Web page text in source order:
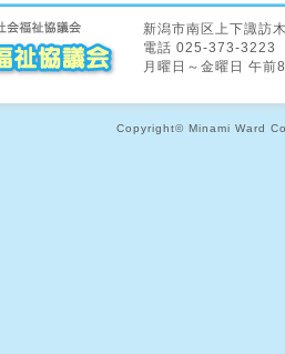
新潟市南区上下諏訪
電話 025-373-3223
月曜日～金曜日 午
Copyright© Minami Ward